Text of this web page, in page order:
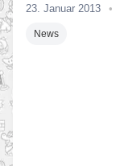
23. Januar 2013 •
News